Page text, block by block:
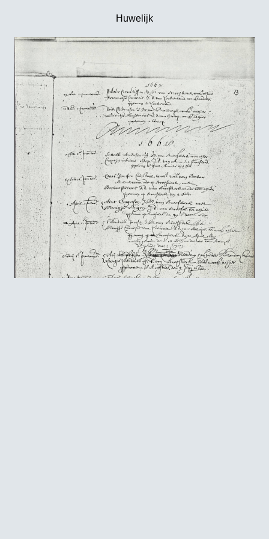
Huwelijk